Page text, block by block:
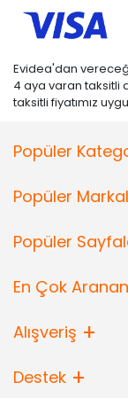
Evidea'dan
4 aya varan taksitli
taksitli fiyatımız
Popüler
Popüler
Popüler
En Çok
Alışveriş
Destek